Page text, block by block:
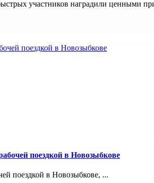
участников наградили ценными
поездкой в Новозыбкове
поездкой в Новозыбкове, ...